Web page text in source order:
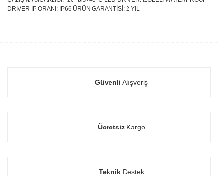
DRIVER IP ORANI: IP66 ÜRÜN GARANTİSİ: 2 YIL
Güvenli Alışveriş
ÜcretsizKargo
TeknikDestek